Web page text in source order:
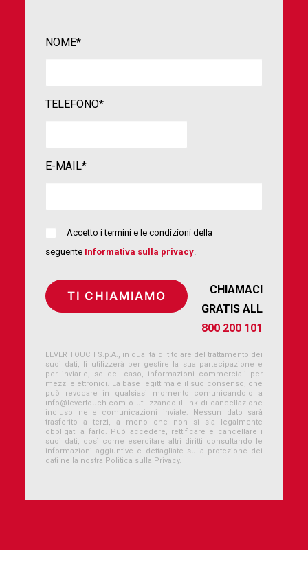
NOME*
TELEFONO*
E-MAIL*
Accetto i termini e le condizioni della
seguente Informativa sulla privacy.
CHIAMACI
GRATIS ALL
800 200 101
LEVER TOUCH S.p.A., in qualità di titolare del trattamento dei
suoi dati, li utilizzerà per gestire la sua partecipazione e
per inviarle, se del caso, informazioni commerciali per
mezzi elettronici. La base legittima è il suo consenso, che
può revocare in qualsiasi momento comunicandolo a
info@levertouch.com o utilizzando il link di cancellazione
incluso nelle comunicazioni inviate. Nessun dato sarà
trasferito a terzi, a meno che non si sia legalmente
obbligati a farlo. Può accedere, rettificare e cancellare i
suoi dati, così come esercitare altri diritti consultando le
informazioni aggiuntive e dettagliate sulla protezione dei
dati nella nostra Politica sulla Privacy.